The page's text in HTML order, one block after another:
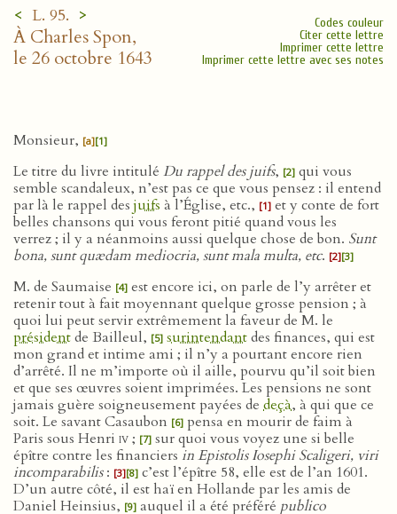
< L. 95. >
À Charles Spon,
le 26 octobre 1643
Codes couleur
Citer cette lettre
Imprimer cette lettre
Imprimer cette lettre avec ses notes
Monsieur, [a][1]
Le titre du livre intitulé Du rappel des juifs, [2] qui vous
semble scandaleux, n’est pas ce que vous pensez : il entend
par là le rappel desjuifs à l’Église, etc., [1] et y conte de fort
belles chansons qui vous feront pitié quand vous les
verrez ; il y a néanmoins aussi quelque chose de bon. Sunt
bona, sunt quædam mediocria, sunt mala multa, etc. [2][3]
M. de Saumaise [4] est encore ici, on parle de l’y arrêter et
retenir tout à fait moyennant quelque grosse pension ; à
quoi lui peut servir extrêmement la faveur de M. le
présidentde Bailleul, [5] surintendantdes finances, qui est
mon grand et intime ami ; il n’y a pourtant encore rien
d’arrêté. Il ne m’importe où il aille, pourvu qu’il soit bien
et que ses œuvres soient imprimées. Les pensions ne sont
jamais guère soigneusement payées de deçà, à qui que ce
soit. Le savant Casaubon [6] pensa en mourir de faim à
Paris sous Henri iv; [7] sur quoi vous voyez une si belle
épître contre les financiers in Epistolis Iosephi Scaligeri, viri
incomparabilis: [3][8] c’est l’épître 58, elle est de l’an 1601.
D’un autre côté, il est haï en Hollande par les amis de
Daniel Heinsius, [9] auquel il a été préféré publico